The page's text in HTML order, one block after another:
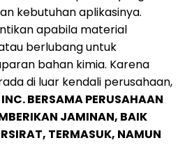
kebutuhan aplikasinya.
apabila material
berlubang untuk
bahan kimia. Karena
di luar kendali perusahaan,
BERSAMA PERUSAHAAN
JAMINAN, BAIK
TERMASUK, NAMUN